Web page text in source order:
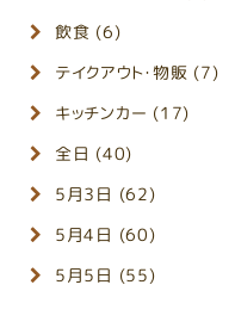
飲食 (6)
テイクアウト・物販 (7)
キッチンカー (17)
全日 (40)
5月3日 (62)
5月4日 (60)
5月5日 (55)